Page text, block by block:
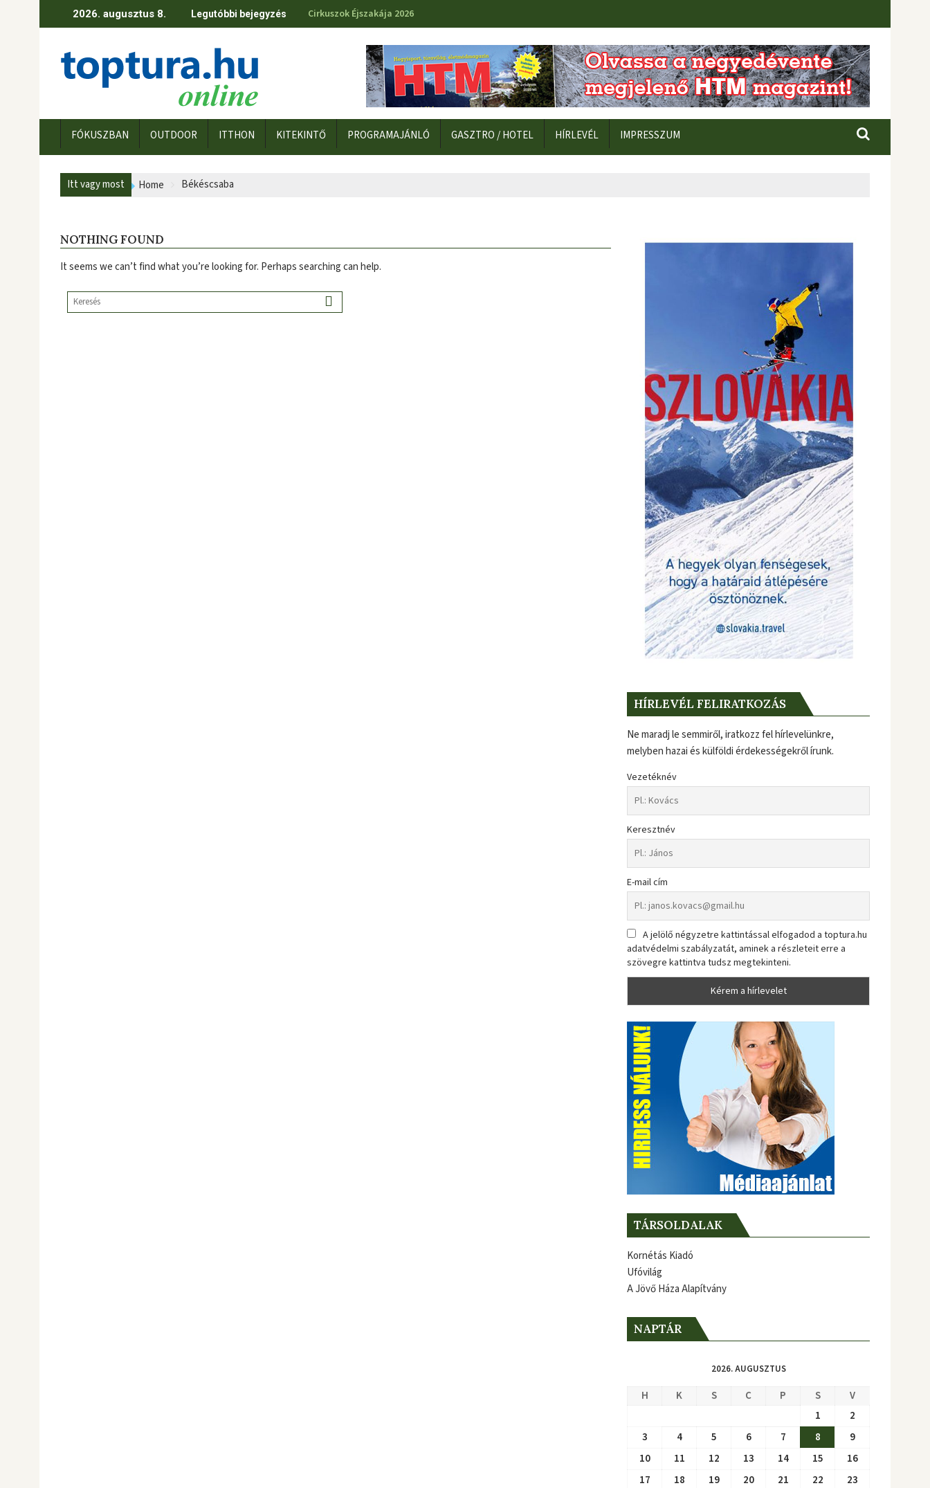
2026. augusztus 8. Legutóbbi bejegyzés Cirkuszok Éjszakája 2026
FÓKUSZBAN OUTDOOR ITTHON KITEKINTŐ PROGRAMAJÁNLÓ GASZTRO / HOTEL HÍRLEVÉL IMPRESSZUM
Itt vagy most Home Békéscsaba
NOTHING FOUND
It seems we can’t find what you’re looking for. Perhaps searching can help.
HÍRLEVÉL FELIRATKOZÁS
Ne maradj le semmiről, iratkozz fel hírlevelünkre,
melyben hazai és külföldi érdekességekről írunk.
Vezetéknév
Keresztnév
E-mail cím
A jelölő négyzetre kattintással elfogadod a toptura.hu
adatvédelmi szabályzatát, aminek a részleteit erre a
szövegre kattintva tudsz megtekinteni.
TÁRSOLDALAK
Kornétás Kiadó
Ufóvilág
A Jövő Háza Alapítvány
NAPTÁR
2026. AUGUSZTUS
H K S C P S
V
1
2
3
4 5 6 7 8
9
10
11 12 13 14 15
16
17
18 19 20 21 22
23